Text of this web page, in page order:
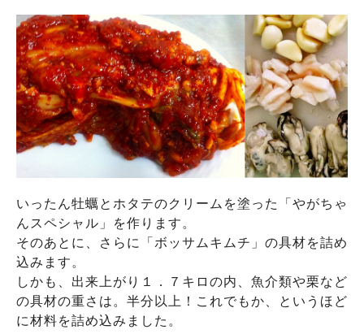
いったん牡蠣とホタテのクリームを塗った「やがちゃ
んスペシャル」を作ります。
そのあとに、さらに「ボッサムキムチ」の具材を詰め
込みます。
しかも、出来上がり１．７キロの内、魚介類や栗など
の具材の重さは。半分以上！これでもか、というほど
に材料を詰め込みました。